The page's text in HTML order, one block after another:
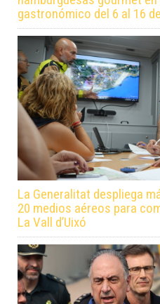
gastronómico del 6 al 16
La Generalitat despliega
20 medios aéreos para
La Vall d’Uixó